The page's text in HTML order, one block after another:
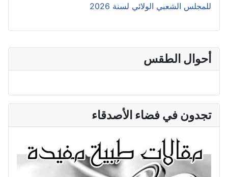
أحوال الطقس
تجدون في فضاء الأصدقاء
للمجلس الشعبي الولائي لسنة 2026